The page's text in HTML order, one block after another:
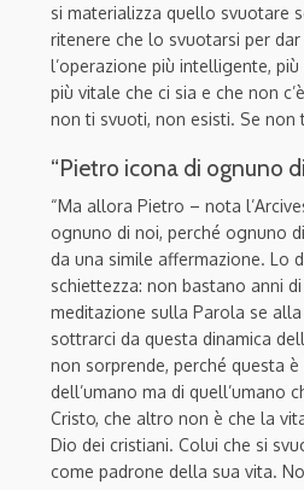
si materializza quello svuotare
ritenere che lo svuotarsi per
l’operazione più intelligente,
più vitale che ci sia e che non
non ti svuoti, non esisti. Se non
“Pietro icona di ognuno
“Ma allora Pietro – nota
ognuno di noi, perché ognuno
da una simile affermazione. Lo
schiettezza: non bastano anni
meditazione sulla Parola se
sottrarci da questa dinamica
non sorprende, perché questa
dell’umano ma di quell’umano
Cristo, che altro non è che la
Dio dei cristiani. Colui che si
come padrone della sua vita. N